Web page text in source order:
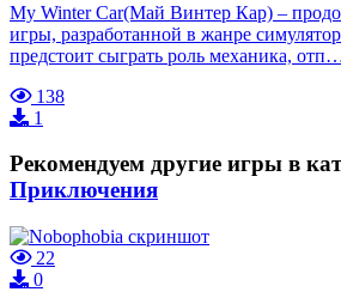
My Winter Car(Май Винтер Кар) –
игры, разработанной в жанре
предстоит сыграть роль механика,
138
1
Рекомендуем другие игры в
Приключения
22
0